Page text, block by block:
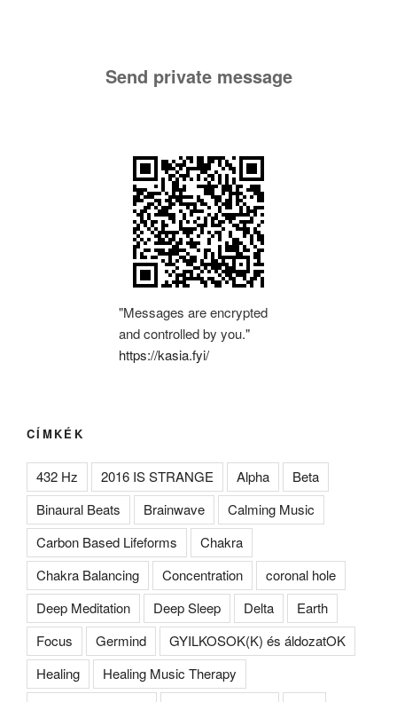
Send private message
"Messages are encrypted
and controlled by you."
https://kasia.fyi/
CÍMKÉK
432 Hz 2016 IS STRANGE Alpha
Beta
Binaural Beats
Brainwave
Calming Music
Carbon Based Lifeforms
Chakra
Chakra Balancing
Concentration
coronal hole
Deep Meditation
Deep Sleep Delta
Earth
Focus
Germind
GYILKOSOK(K) és áldozatOK
Healing
Healing Music Therapy